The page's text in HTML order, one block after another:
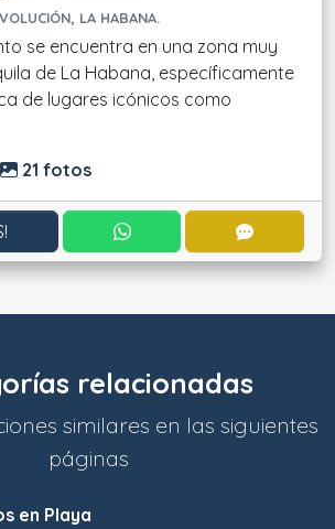
LA HABANA.
se encuentra en una zona muy
de La Habana, específicamente
de lugares icónicos como
21 fotos
CONTACTAR POR
relacionadas
similares en las siguientes
páginas
en Playa